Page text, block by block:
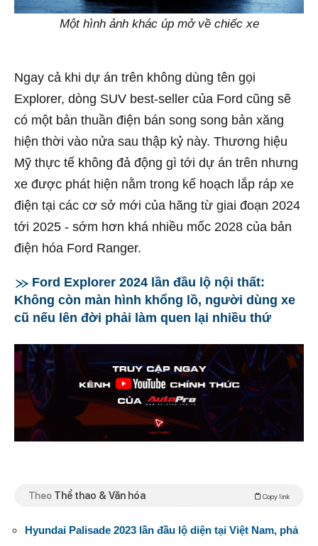
Một hình ảnh khác úp mở về chiếc xe
Ngay cả khi dự án trên không dùng tên gọi
Explorer, dòng SUV best-seller của Ford cũng sẽ
có một bản thuần điện bán song song bản xăng
hiện thời vào nửa sau thập kỷ này. Thương hiệu
Mỹ thực tế không đả động gì tới dự án trên nhưng
xe được phát hiện nằm trong kế hoạch lắp ráp xe
điện tại các cơ sở mới của hãng từ giai đoạn 2024
tới 2025 - sớm hơn khá nhiều mốc 2028 của bản
điện hóa Ford Ranger.
Ford Explorer 2024 lần đầu lộ nội thất:
Không còn màn hình khổng lồ, người dùng xe
cũ nếu lên đời phải làm quen lại nhiều thứ
Theo Thể thao & Văn hóa Copy link
Hyundai Palisade 2023 lần đầu lộ diện tại Việt Nam, phả